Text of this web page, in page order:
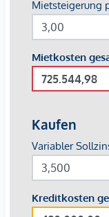
Der Vermittler ist
GmbH zustande.
gegenüber dem
gemachten
unverbindliche